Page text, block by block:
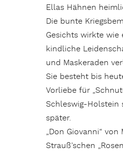
Ellas Hähnen
Die bunte
Gesichts wirkte wie
kindliche
und Maskeraden
Sie besteht bis
Vorliebe für
Schleswig-Holstein
später.
„Don Giovanni“
Strauß’schen